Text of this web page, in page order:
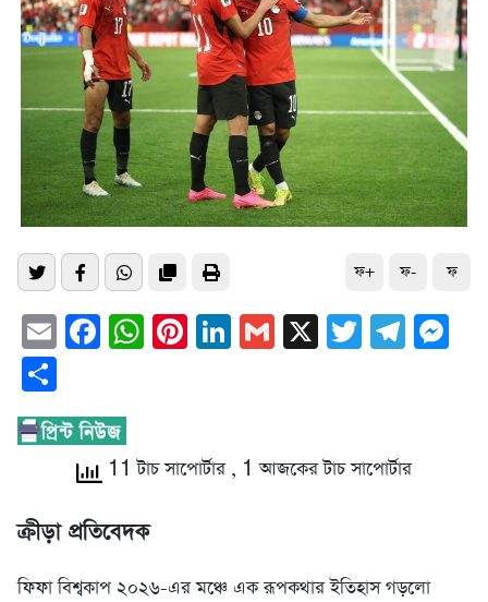
ফ+ ফ- ফ
EmailFacebook
WhatsApp
Pinterest
LinkedIn
Gmail
X Twitter
11 টাচ সাপোর্টার , 1 আজকের টাচ সাপোর্টার
ক্রীড়া প্রতিবেদক
ফিফা বিশ্বকাপ ২০২৬-এর মঞ্চে এক রূপকথার ইতিহাস গড়লো